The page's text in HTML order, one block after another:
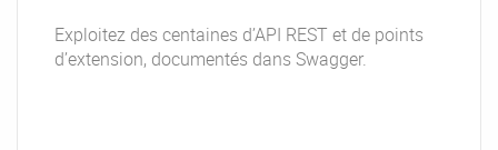
Exploitez des centaines d’API REST et de points
d’extension, documentés dans Swagger.